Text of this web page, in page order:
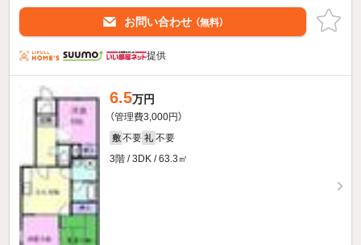
お問い合わせ （無料）
提供
6.5万円
（管理費3,000円）
敷 不要 礼 不要
3階 / 3DK / 63.3㎡